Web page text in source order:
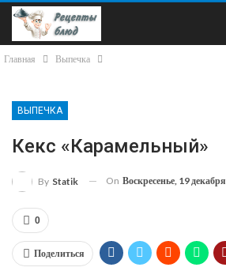
Главная Выпечка
ВЫПЕЧКА
Кекс «Карамельный»
By Statik On Воскресенье, 19 декабря
0
Поделиться